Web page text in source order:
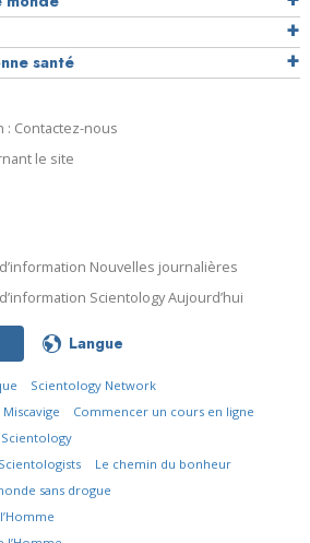
santé
Contactez-nous
le site
Nouvelles journalières
Scientology Aujourd’hui
Langue
Scientology Network
Miscavige
Commencer un cours en ligne
Le chemin du bonheur
sans drogue